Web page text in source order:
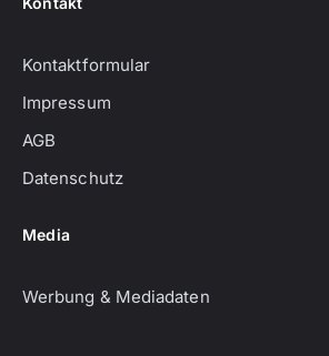
Kontaktformular
Impressum
AGB
Datenschutz
Media
Werbung & Mediadaten